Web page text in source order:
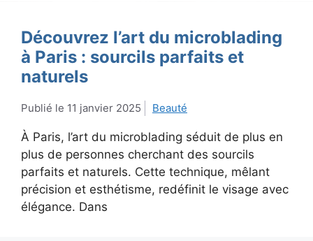
Découvrez l’art du microblading
à Paris : sourcils parfaits et
naturels
11 janvier 2025 Beauté
À Paris, l’art du microblading séduit de plus en
plus de personnes cherchant des sourcils
parfaits et naturels. Cette technique, mêlant
précision et esthétisme, redéfinit le visage avec
élégance. Dans